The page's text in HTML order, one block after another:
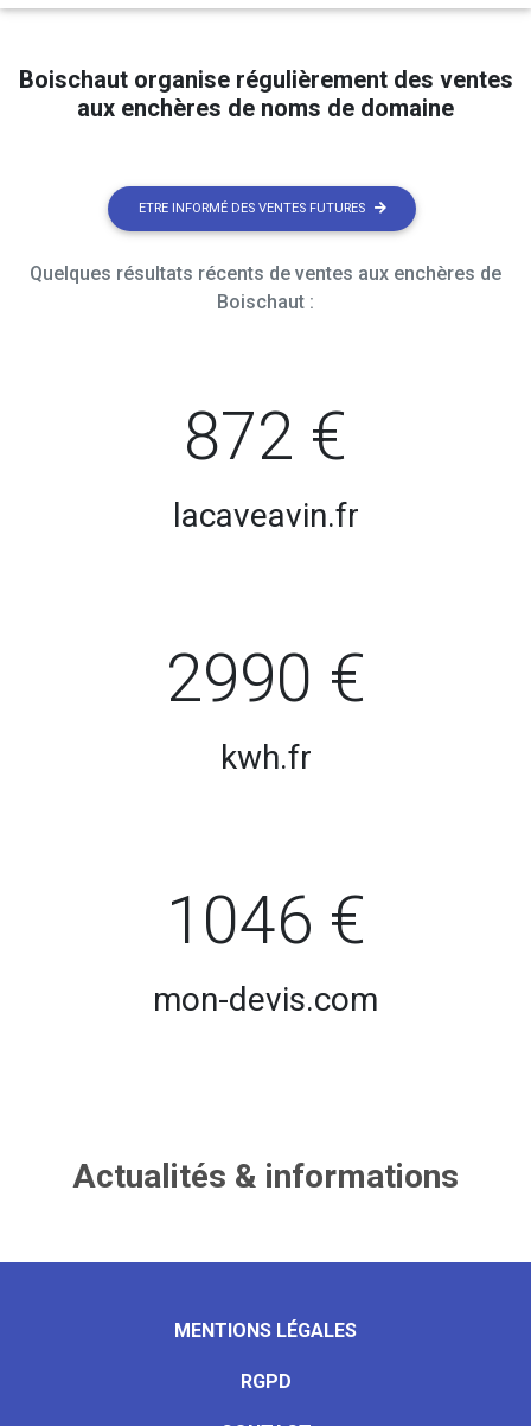
Boischaut organise régulièrement des ventes
aux enchères de noms de domaine
ETRE INFORMÉ DES VENTES FUTURES
Quelques résultats récents de ventes aux enchères de
Boischaut :
872 €
lacaveavin.fr
2990 €
kwh.fr
1046 €
mon-devis.com
Actualités & informations
MENTIONS LÉGALES
RGPD